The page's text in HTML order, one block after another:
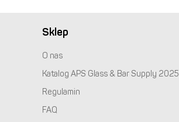
Sklep
O nas
Katalog APS Glass & Bar Supply 2025
Regulamin
FAQ